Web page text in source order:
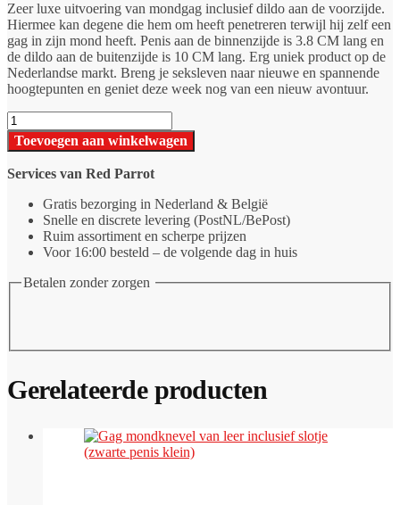
Zeer luxe uitvoering van mondgag inclusief dildo aan de voorzijde.
Hiermee kan degene die hem om heeft penetreren terwijl hij zelf een
gag in zijn mond heeft. Penis aan de binnenzijde is 3.8 CM lang en
de dildo aan de buitenzijde is 10 CM lang. Erg uniek product op de
Nederlandse markt. Breng je seksleven naar nieuwe en spannende
hoogtepunten en geniet deze week nog van een nieuw avontuur.
Gag
Penis
met
Dubbele
Dildo
Toevoegen aan winkelwagen
Services van Red Parrot
Gratis bezorging in Nederland & België
Snelle en discrete levering (PostNL/BePost)
Ruim assortiment en scherpe prijzen
Voor 16:00 besteld – de volgende dag in huis
Betalen zonder zorgen
Gerelateerde producten